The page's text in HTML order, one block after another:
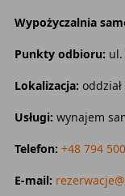
Wypożyczalnia
Punkty odbioru: ul.
Lokalizacja:
Usługi: wynajem
Telefon: +48 794
E-mail: